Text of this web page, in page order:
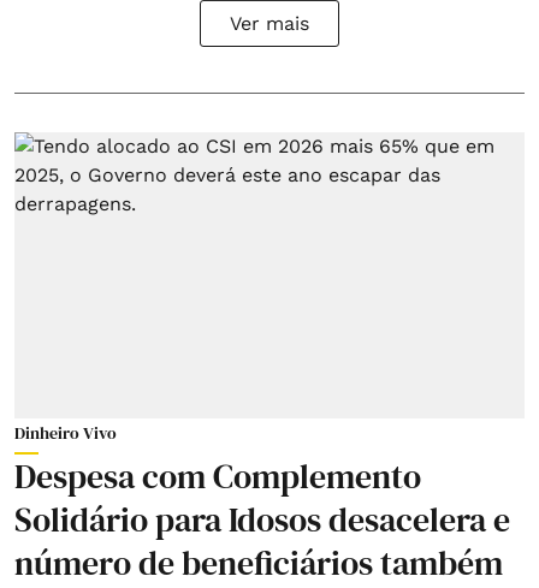
Ver mais
Dinheiro Vivo
Despesa com Complemento
Solidário para Idosos desacelera e
número de beneficiários também